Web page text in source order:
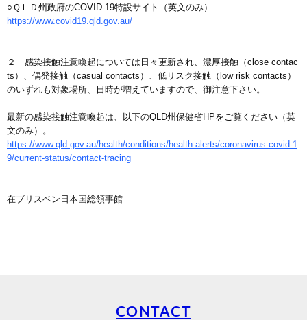
○ＱＬＤ州政府のCOVID-19特設サイト（英文のみ）
https://www.covid19.qld.gov.au/
２ 感染接触注意喚起については日々更新され、濃厚接触（close contac
ts）、偶発接触（casual contacts）、低リスク接触（low risk contacts）
のいずれも対象場所、日時が増えていますので、御注意下さい。
最新の感染接触注意喚起は、以下のQLD州保健省HPをご覧ください（英
文のみ）。
https://www.qld.gov.au/health/conditions/health-alerts/coronavirus-covid-1
9/current-status/contact-tracing
在ブリスベン日本国総領事館
CONTACT